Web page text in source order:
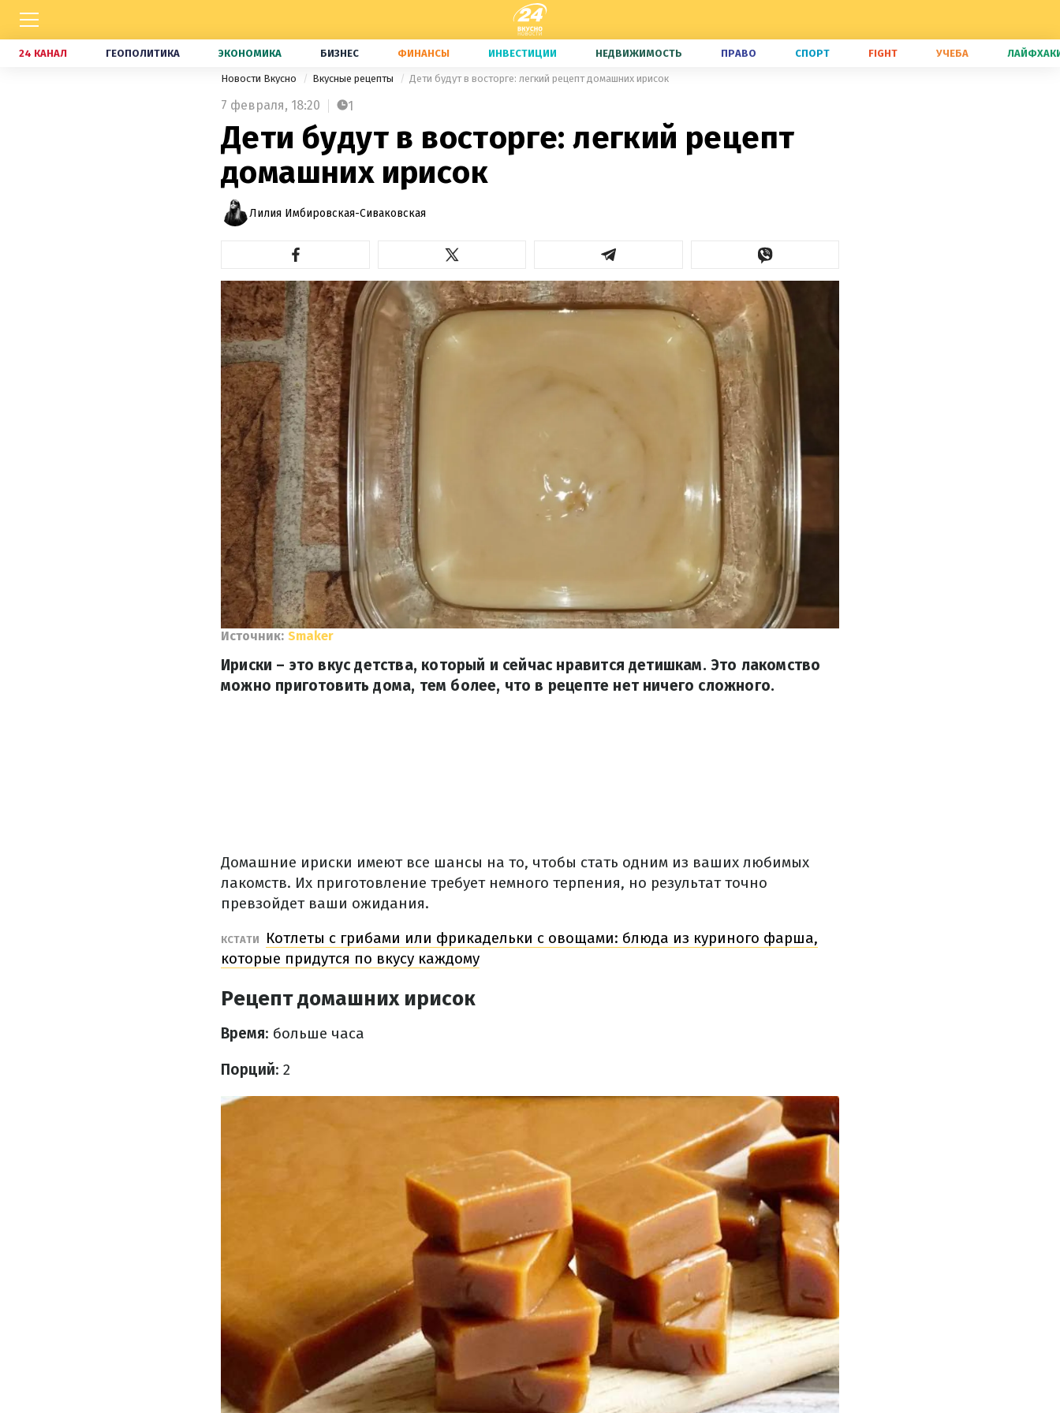
24 КАНАЛ ГЕОПОЛИТИКА ЭКОНОМИКА БИЗНЕС ФИНАНСЫ ИНВЕСТИЦИИ НЕДВИЖИМОСТЬ ПРАВО СПОРТ FIGHT УЧЕБА
Новости Вкусно Вкусные рецепты Дети будут в восторге: легкий рецепт домашних ирисок
7 февраля, 18:20 1
Дети будут в восторге: легкий рецепт
домашних ирисок
Лилия Имбировская-Сиваковская
Источник: Smaker
Ириски – это вкус детства, который и сейчас нравится детишкам. Это лакомство
можно приготовить дома, тем более, что в рецепте нет ничего сложного.
Домашние ириски имеют все шансы на то, чтобы стать одним из ваших любимых
лакомств. Их приготовление требует немного терпения, но результат точно
превзойдет ваши ожидания.
КСТАТИ
Котлеты с грибами или фрикадельки с овощами: блюда из куриного фарша,
которые придутся по вкусу каждому
Рецепт домашних ирисок
Время: больше часа
Порций: 2